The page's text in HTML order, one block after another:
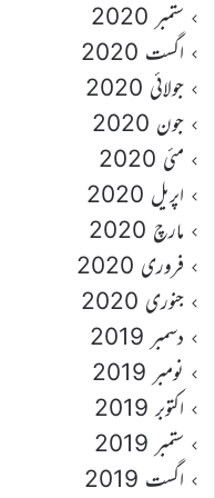
ستمبر 2020
اگست 2020
جولائی 2020
جون 2020
مئی 2020
اپریل 2020
مارچ 2020
فروری 2020
جنوری 2020
دسمبر 2019
نومبر 2019
اکتوبر 2019
ستمبر 2019
اگست 2019